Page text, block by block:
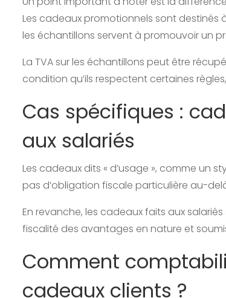
Les cadeaux promotionnels sont destinés
les échantillons servent à promouvoir un
La TVA sur les échantillons peut être
condition qu’ils respectent certaines
Cas spécifiques :
aux salariés
Les cadeaux dits « d’usage », comme un
pas d’obligation fiscale particulière au-
En revanche, les cadeaux faits aux
fiscalité des avantages en nature et
Comment
cadeaux clients ?